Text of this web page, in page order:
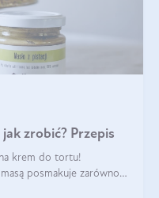
zrobić? Przepis
krem do tortu!
posmakuje zarówno